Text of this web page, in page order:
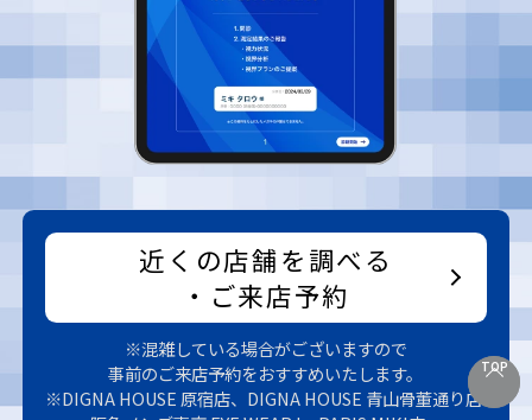
近くの店舗を調べる
・ご来店予約
※混雑している場合がございますので
事前のご来店予約をおすすめいたします。
※DIGNA HOUSE 原宿店、DIGNA HOUSE 青山骨董通り店、
TOP
TOP